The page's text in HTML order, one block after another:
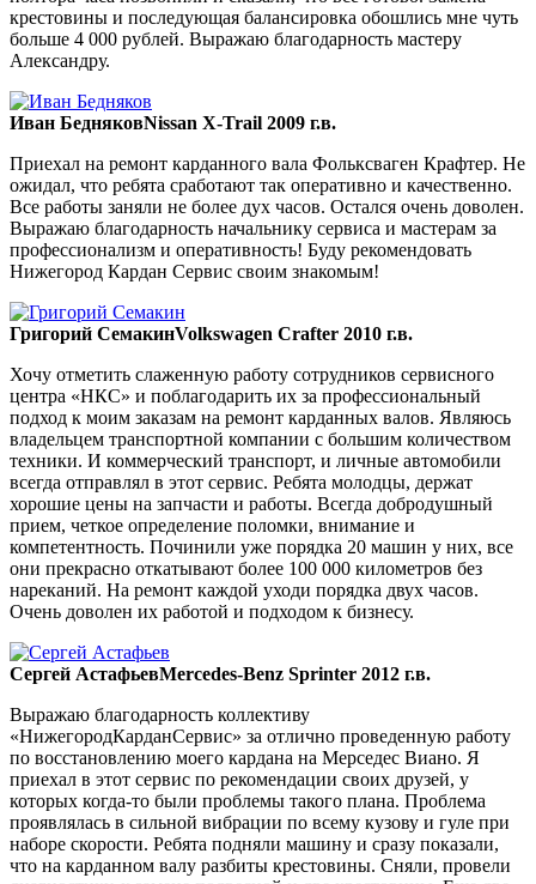
крестовины и последующая балансировка обошлись мне чуть
больше 4 000 рублей. Выражаю благодарность мастеру
Александру.
Иван БедняковNissan X-Trail 2009 г.в.
Приехал на ремонт карданного вала Фольксваген Крафтер. Не
ожидал, что ребята сработают так оперативно и качественно.
Все работы заняли не более дух часов. Остался очень доволен.
Выражаю благодарность начальнику сервиса и мастерам за
профессионализм и оперативность! Буду рекомендовать
Нижегород Кардан Сервис своим знакомым!
Григорий СемакинVolkswagen Crafter 2010 г.в.
Хочу отметить слаженную работу сотрудников сервисного
центра «НКС» и поблагодарить их за профессиональный
подход к моим заказам на ремонт карданных валов. Являюсь
владельцем транспортной компании с большим количеством
техники. И коммерческий транспорт, и личные автомобили
всегда отправлял в этот сервис. Ребята молодцы, держат
хорошие цены на запчасти и работы. Всегда добродушный
прием, четкое определение поломки, внимание и
компетентность. Починили уже порядка 20 машин у них, все
они прекрасно откатывают более 100 000 километров без
нареканий. На ремонт каждой уходи порядка двух часов.
Очень доволен их работой и подходом к бизнесу.
Сергей АстафьевMercedes-Benz Sprinter 2012 г.в.
Выражаю благодарность коллективу
«НижегородКарданСервис» за отлично проведенную работу
по восстановлению моего кардана на Мерседес Виано. Я
приехал в этот сервис по рекомендации своих друзей, у
которых когда-то были проблемы такого плана. Проблема
проявлялась в сильной вибрации по всему кузову и гуле при
наборе скорости. Ребята подняли машину и сразу показали,
что на карданном валу разбиты крестовины. Сняли, провели